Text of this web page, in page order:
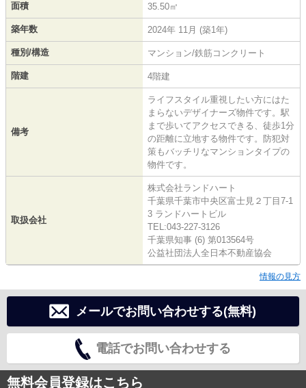
面積 35.50㎡
築年数 2024年 11月 (築1年)
種別/構造 マンション/鉄筋コンクリート
階建 4階建
備考
ライフスタイル重視したい方にはた
まらないデザイナーズ物件です。駅
まで歩いてアクセスできる、徒歩1分
の距離に立地する物件です。防犯対
策もバッチリなマンションタイプの
物件です。
取扱会社
株式会社ランドハート
千葉県千葉市中央区富士見２丁目7-1
3 ランドハートビル
TEL:043-227-3126
千葉県知事 (6) 第013564号
公益社団法人全日本不動産協会
情報の見方
メールでお問い合わせする(無料)
電話でお問い合わせする
無料会員登録はこちら